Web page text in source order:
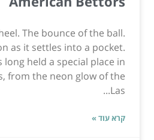
The bounce of the ball.
as it settles into a pocket.
long held a special place in
from the neon glow of the
Las...
קרא עוד »